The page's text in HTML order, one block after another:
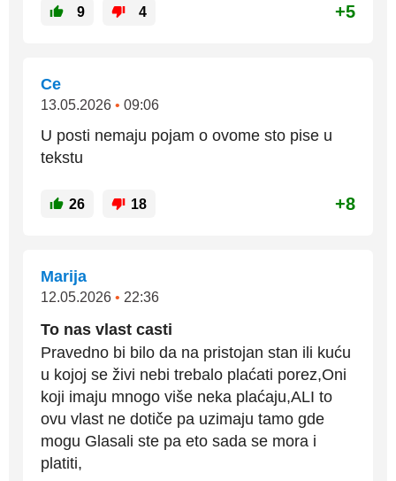
9 4 +5
Ce
13.05.2026 • 09:06
U posti nemaju pojam o ovome sto pise u
tekstu
26 18 +8
Marija
12.05.2026 • 22:36
To nas vlast casti
Pravedno bi bilo da na pristojan stan ili kuću
u kojoj se živi nebi trebalo plaćati porez,Oni
koji imaju mnogo više neka plaćaju,ALI to
ovu vlast ne dotiče pa uzimaju tamo gde
mogu Glasali ste pa eto sada se mora i
platiti,